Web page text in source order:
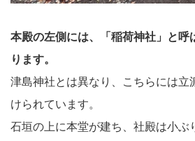
本殿の左側には、「稲荷神社」と呼
ります。
津島神社とは異なり、こちらには立
けられています。
石垣の上に本堂が建ち、社殿は小ぶ